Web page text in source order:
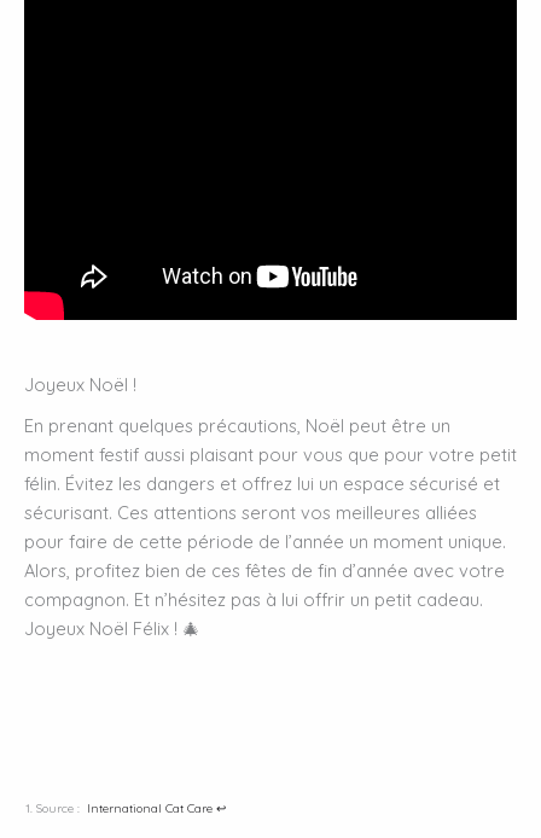
Joyeux Noël !
En prenant quelques précautions, Noël peut être un
moment festif aussi plaisant pour vous que pour votre petit
félin. Évitez les dangers et offrez lui un espace sécurisé et
sécurisant. Ces attentions seront vos meilleures alliées
pour faire de cette période de l’année un moment unique.
Alors, profitez bien de ces fêtes de fin d’année avec votre
compagnon. Et n’hésitez pas à lui offrir un petit cadeau.
Joyeux Noël Félix ! 🎄
Source : International Cat Care ↩︎